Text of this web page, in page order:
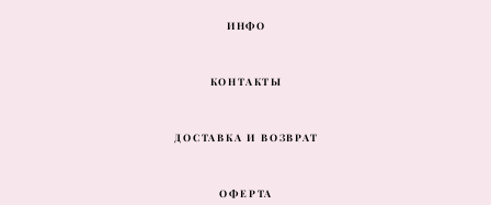
ИНФО
КОНТАКТЫ
ДОСТАВКА И ВОЗВРАТ
ОФЕРТА